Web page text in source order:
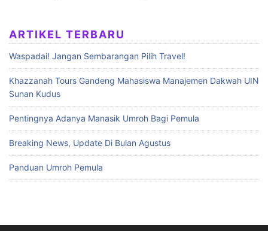
ARTIKEL TERBARU
Waspadai! Jangan Sembarangan Pilih Travel!
Khazzanah Tours Gandeng Mahasiswa Manajemen Dakwah UIN
Sunan Kudus
Pentingnya Adanya Manasik Umroh Bagi Pemula
Breaking News, Update Di Bulan Agustus
Panduan Umroh Pemula